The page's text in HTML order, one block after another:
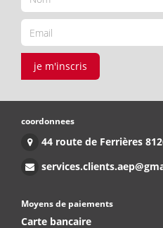
je m'inscris
coordonnees
44 route de Ferrières
Moyens de paiements
Carte bancaire